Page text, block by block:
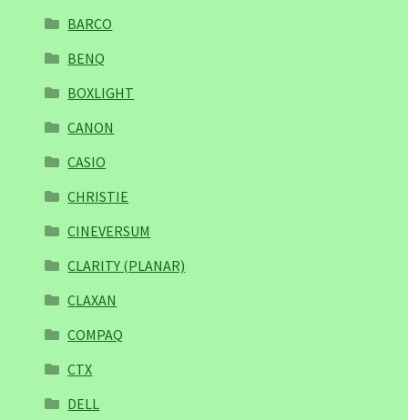
BARCO
BENQ
BOXLIGHT
CANON
CASIO
CHRISTIE
CINEVERSUM
CLARITY (PLANAR)
CLAXAN
COMPAQ
CTX
DELL